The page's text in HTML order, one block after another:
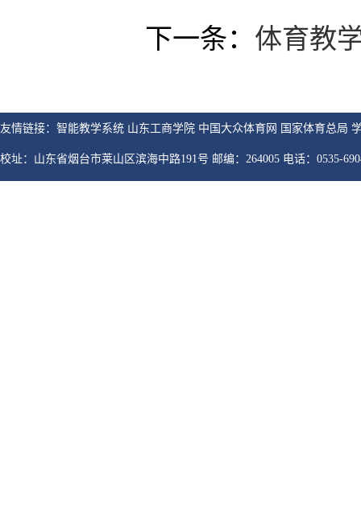
下一条： 体育教
友情链接：智能教学系统 山东工商学院 中国大众体育网 国家体育总局
校址：山东省烟台市莱山区滨海中路191号 邮编：264005 电话：0535-